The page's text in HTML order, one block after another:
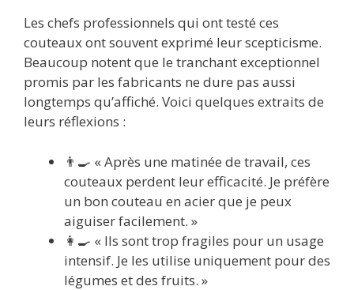
Les chefs professionnels qui ont testé ces
couteaux ont souvent exprimé leur scepticisme.
Beaucoup notent que le tranchant exceptionnel
promis par les fabricants ne dure pas aussi
longtemps qu’affiché. Voici quelques extraits de
leurs réflexions :
👨‍🍳 « Après une matinée de travail, ces
couteaux perdent leur efficacité. Je préfère
un bon couteau en acier que je peux
aiguiser facilement. »
👩‍🍳 « Ils sont trop fragiles pour un usage
intensif. Je les utilise uniquement pour des
légumes et des fruits. »